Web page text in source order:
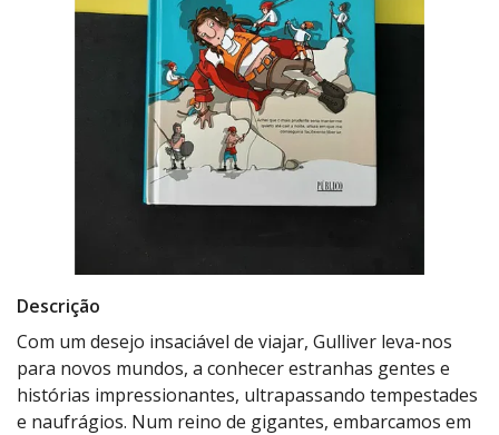
Descrição
Com um desejo insaciável de viajar, Gulliver leva-nos
para novos mundos, a conhecer estranhas gentes e
histórias impressionantes, ultrapassando tempestades
e naufrágios. Num reino de gigantes, embarcamos em